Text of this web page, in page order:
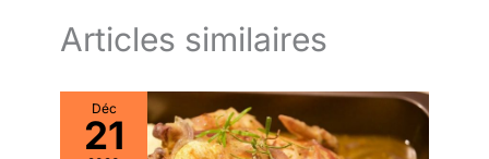
sophistiquée à votre
table de cuisine. Ce
tous les styles de
décoration intérieure,
transformant un simple
utiliser dans les
pour les plats à emporter.
LONGUEUR 20 CM
ÉPAISSEUR 4,5 MM :
de long et 0,7 cm (0,27
pouce) de large, nos
inoxydable pèsent 30 g
par paire.5 paires de
baguettes en acier
Articles similaires
Déc
21